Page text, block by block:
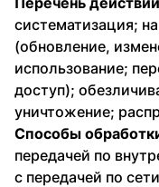
систематизация;
(обновление,
использование;
доступ);
уничтожение;
Способы
передачей по
с передачей по